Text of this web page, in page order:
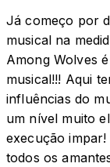
Já começo por
musical na
Among Wolves
musical!!! Aqui
influências do
um nível muito
execução
todos os